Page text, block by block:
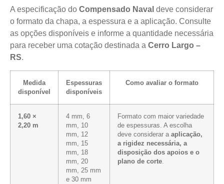
A especificação do Compensado Naval deve considerar
o formato da chapa, a espessura e a aplicação. Consulte
as opções disponíveis e informe a quantidade necessária
para receber uma cotação destinada a Cerro Largo –
RS.
Medida
disponível
Espessuras
disponíveis
Como avaliar o formato
1,60 ×
2,20 m
4 mm, 6
mm, 10
mm, 12
mm, 15
mm, 18
mm, 20
mm, 25 mm
e 30 mm
Formato com maior variedade
de espessuras. A escolha
deve considerar a aplicação,
a rigidez necessária, a
disposição dos apoios e o
plano de corte.